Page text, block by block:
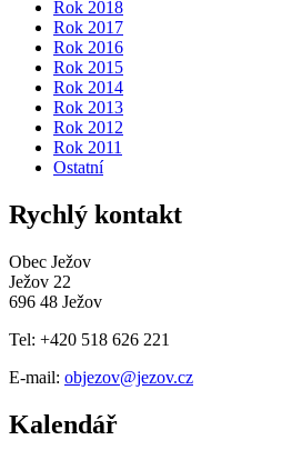
Rok 2018
Rok 2017
Rok 2016
Rok 2015
Rok 2014
Rok 2013
Rok 2012
Rok 2011
Ostatní
Rychlý kontakt
Obec Ježov
Ježov 22
696 48 Ježov
Tel: +420 518 626 221
E-mail: objezov@jezov.cz
Kalendář